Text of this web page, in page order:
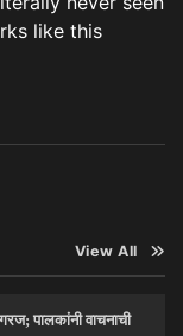
like this
View All
पालकांनी वाचनाची